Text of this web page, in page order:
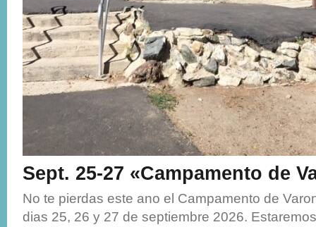
Sept. 25-27 «Campamento de
No te pierdas este ano el Campamento de
dias 25, 26 y 27 de septiembre 2026.